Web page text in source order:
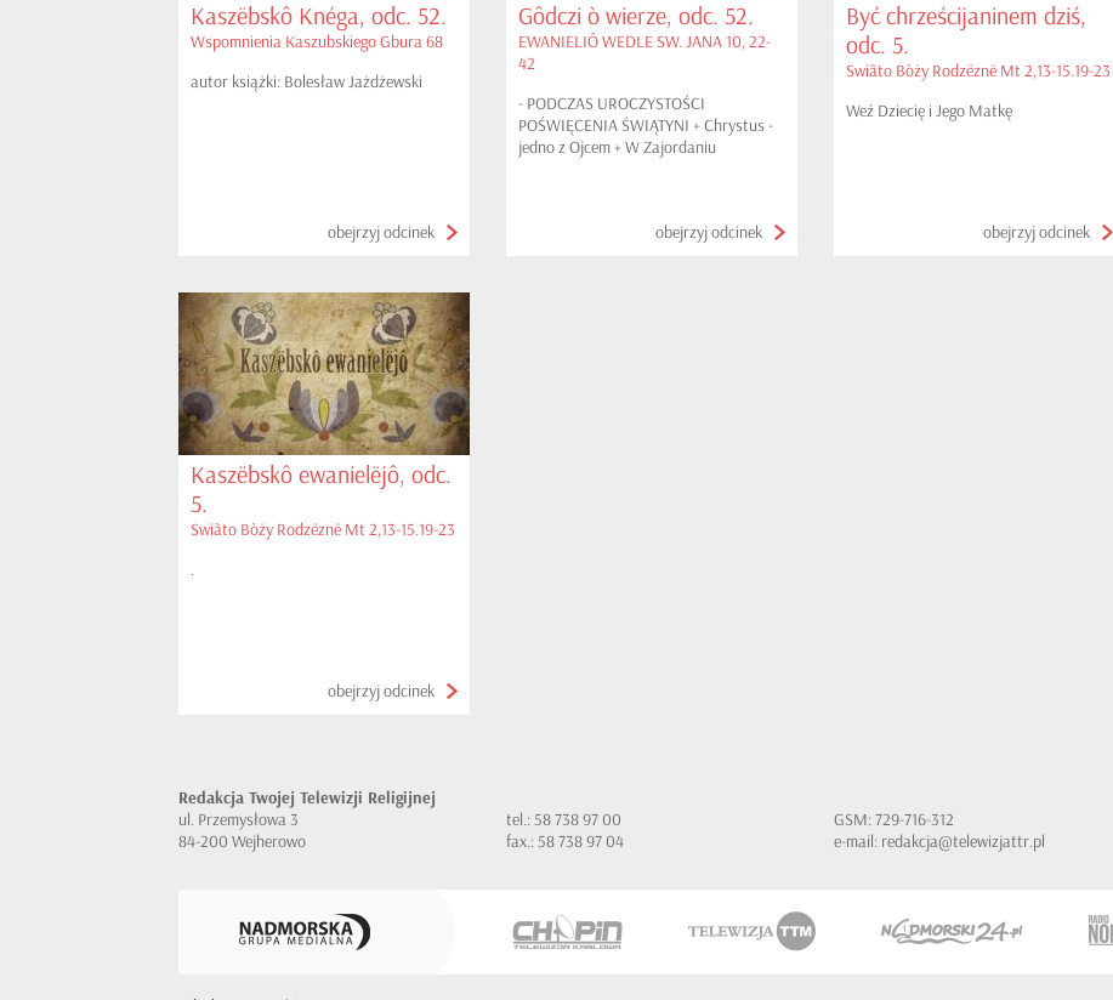
Kaszëbskô Knéga, odc. 52.
Wspomnienia Kaszubskiego Gbura 68
autor książki: Bolesław Jażdżewski
obejrzyj odcinek
Gôdczi ò wierze, odc. 52.
EWANIELIÔ WEDLE SW. JANA 10, 22-
42
- PODCZAS UROCZYSTOŚCI
POŚWIĘCENIA ŚWIĄTYNI + Chrystus -
jedno z Ojcem + W Zajordaniu
obejrzyj odcinek
Być chrześcijaninem dziś,
odc. 5.
Swiãto Bòży Rodzëznë Mt 2,13-15.19-23
Weź Dziecię i Jego Matkę
obejrzyj odcinek
Kaszëbskô ewanielëjô, odc.
5.
Swiãto Bòży Rodzëznë Mt 2,13-15.19-23
.
obejrzyj odcinek
Redakcja Twojej Telewizji Religijnej
ul. Przemysłowa 3
84-200 Wejherowo
tel.: 58 738 97 00
fax.: 58 738 97 04
GSM: 729-716-312
e-mail: redakcja@telewizjattr.pl